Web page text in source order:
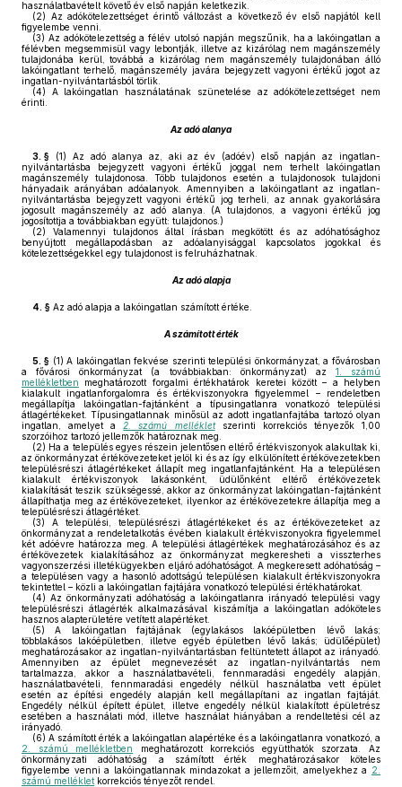
használatbavételt követő év első napján keletkezik.
(2) Az adókötelezettséget érintő változást a következő év első napjától kell
figyelembe venni.
(3) Az adókötelezettség a félév utolsó napján megszűnik, ha a lakóingatlan a
félévben megsemmisül vagy lebontják, illetve az kizárólag nem magánszemély
tulajdonába kerül, továbbá a kizárólag nem magánszemély tulajdonában álló
lakóingatlant terhelő, magánszemély javára bejegyzett vagyoni értékű jogot az
ingatlan-nyilvántartásból törlik.
(4) A lakóingatlan használatának szünetelése az adókötelezettséget nem
érinti.
Az adó alanya
3. § (1) Az adó alanya az, aki az év (adóév) első napján az ingatlan-
nyilvántartásba bejegyzett vagyoni értékű joggal nem terhelt lakóingatlan
magánszemély tulajdonosa. Több tulajdonos esetén a tulajdonosok tulajdoni
hányadaik arányában adóalanyok. Amennyiben a lakóingatlant az ingatlan-
nyilvántartásba bejegyzett vagyoni értékű jog terheli, az annak gyakorlására
jogosult magánszemély az adó alanya. (A tulajdonos, a vagyoni értékű jog
jogosítottja a továbbiakban együtt: tulajdonos.)
(2) Valamennyi tulajdonos által írásban megkötött és az adóhatósághoz
benyújtott megállapodásban az adóalanyisággal kapcsolatos jogokkal és
kötelezettségekkel egy tulajdonost is felruházhatnak.
Az adó alapja
4. § Az adó alapja a lakóingatlan számított értéke.
A számított érték
5. § (1) A lakóingatlan fekvése szerinti települési önkormányzat, a fővárosban
a fővárosi önkormányzat (a továbbiakban: önkormányzat) az 1. számú
mellékletben meghatározott forgalmi értékhatárok keretei között – a helyben
kialakult ingatlanforgalomra és értékviszonyokra figyelemmel – rendeletben
megállapítja lakóingatlan-fajtánként a típusingatlanra vonatkozó települési
átlagértékeket. Típusingatlannak minősül az adott ingatlanfajtába tartozó olyan
ingatlan, amelyet a 2. számú mellékletszerinti korrekciós tényezők 1,00
szorzóihoz tartozó jellemzők határoznak meg.
(2) Ha a település egyes részein jelentősen eltérő értékviszonyok alakultak ki,
az önkormányzat értékövezeteket jelöl ki és az így elkülönített értékövezetekben
településrészi átlagértékeket állapít meg ingatlanfajtánként. Ha a településen
kialakult értékviszonyok lakásonként, üdülőnként eltérő értékövezetek
kialakítását teszik szükségessé, akkor az önkormányzat lakóingatlan-fajtánként
állapíthatja meg az értékövezeteket, ilyenkor az értékövezetekre állapítja meg a
településrészi átlagértéket.
(3) A települési, településrészi átlagértékeket és az értékövezeteket az
önkormányzat a rendeletalkotás évében kialakult értékviszonyokra figyelemmel
két adóévre határozza meg. A települési átlagértékek meghatározásához és az
értékövezetek kialakításához az önkormányzat megkeresheti a visszterhes
vagyonszerzési illetékügyekben eljáró adóhatóságot. A megkeresett adóhatóság –
a településen vagy a hasonló adottságú településen kialakult értékviszonyokra
tekintettel – közli a lakóingatlan fajtájára vonatkozó települési értékhatárokat.
(4) Az önkormányzati adóhatóság a lakóingatlanra irányadó települési vagy
településrészi átlagérték alkalmazásával kiszámítja a lakóingatlan adóköteles
hasznos alapterületére vetített alapértéket.
(5) A lakóingatlan fajtájának (egylakásos lakóépületben lévő lakás;
többlakásos lakóépületben, illetve egyéb épületben lévő lakás; üdülőépület)
meghatározásakor az ingatlan-nyilvántartásban feltüntetett állapot az irányadó.
Amennyiben az épület megnevezését az ingatlan-nyilvántartás nem
tartalmazza, akkor a használatbavételi, fennmaradási engedély alapján,
használatbavételi, fennmaradási engedély nélkül használatba vett épület
esetén az építési engedély alapján kell megállapítani az ingatlan fajtáját.
Engedély nélkül épített épület, illetve engedély nélkül kialakított épületrész
esetében a használati mód, illetve használat hiányában a rendeltetési cél az
irányadó.
(6) A számított érték a lakóingatlan alapértéke és a lakóingatlanra vonatkozó, a
2. számú mellékletben meghatározott korrekciós együtthatók szorzata. Az
önkormányzati adóhatóság a számított érték meghatározásakor köteles
figyelembe venni a lakóingatlannak mindazokat a jellemzőit, amelyekhez a 2.
számú melléklet korrekciós tényezőt rendel.